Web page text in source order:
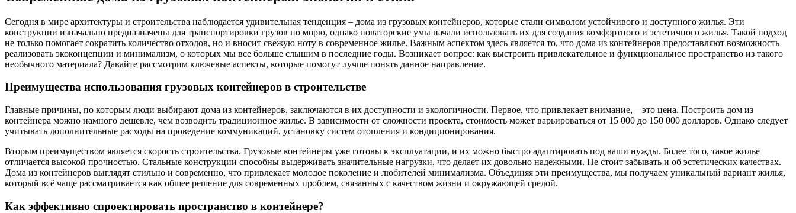
Сегодня в мире архитектуры и строительства наблюдается удивительная тенденция – дома из грузовых контейнеров, которые стали символом устойчивого и доступного жилья. Эти
конструкции изначально предназначены для транспортировки грузов по морю, однако новаторские умы начали использовать их для создания комфортного и эстетичного жилья. Такой подход
не только помогает сократить количество отходов, но и вносит свежую ноту в современное жилье. Важным аспектом здесь является то, что дома из контейнеров предоставляют возможность
реализовать экоконцепции и минимализм, о которых мы все больше слышим в последние годы. Возникает вопрос: как выстроить привлекательное и функциональное пространство из такого
необычного материала? Давайте рассмотрим ключевые аспекты, которые помогут лучше понять данное направление.
Преимущества использования грузовых контейнеров в строительстве
Главные причины, по которым люди выбирают дома из контейнеров, заключаются в их доступности и экологичности. Первое, что привлекает внимание, – это цена. Построить дом из
контейнера можно намного дешевле, чем возводить традиционное жилье. В зависимости от сложности проекта, стоимость может варьироваться от 15 000 до 150 000 долларов. Однако следует
учитывать дополнительные расходы на проведение коммуникаций, установку систем отопления и кондиционирования.
Вторым преимуществом является скорость строительства. Грузовые контейнеры уже готовы к эксплуатации, и их можно быстро адаптировать под ваши нужды. Более того, такое жилье
отличается высокой прочностью. Стальные конструкции способны выдерживать значительные нагрузки, что делает их довольно надежными. Не стоит забывать и об эстетических качествах.
Дома из контейнеров выглядят стильно и современно, что привлекает молодое поколение и любителей минимализма. Объединяя эти преимущества, мы получаем уникальный вариант жилья,
который всё чаще рассматривается как общее решение для современных проблем, связанных с качеством жизни и окружающей средой.
Как эффективно спроектировать пространство в контейнере?